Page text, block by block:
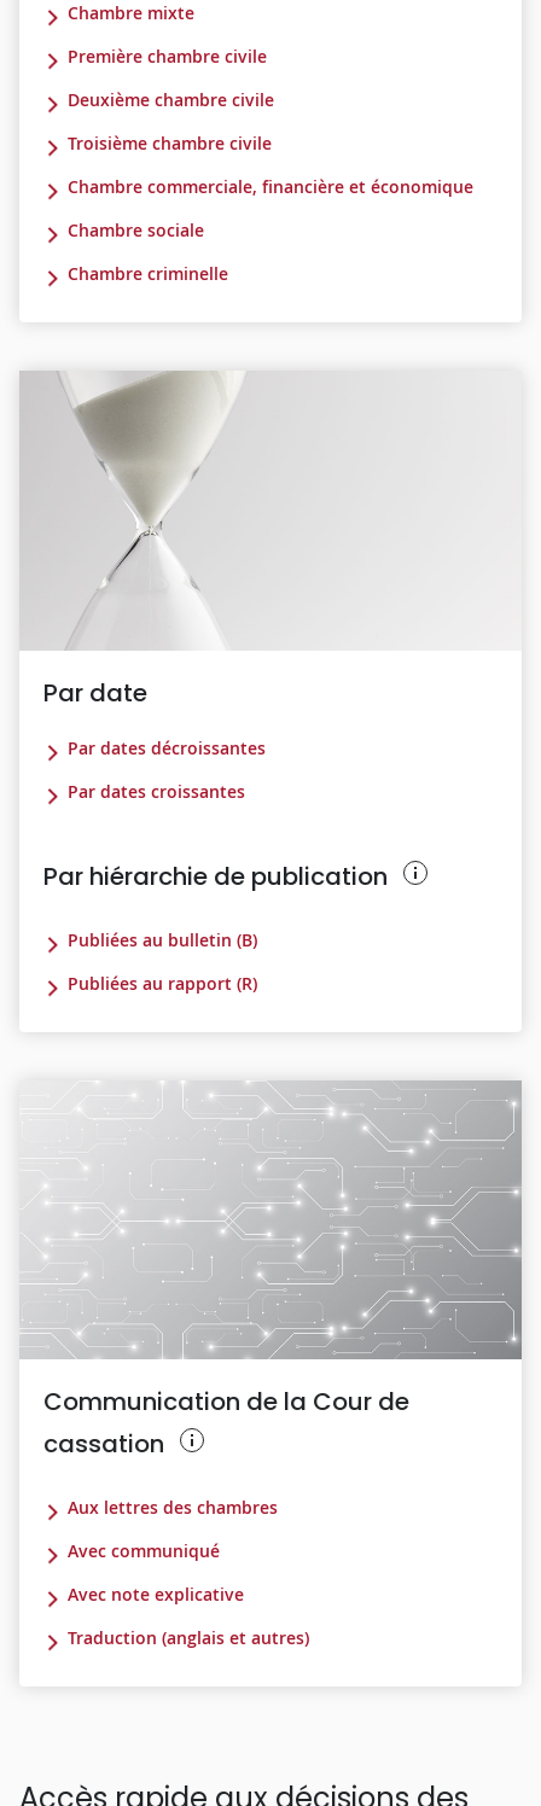
Chambre mixte
Première chambre civile
Deuxième chambre civile
Troisième chambre civile
Chambre commerciale, financière et économique
Chambre sociale
Chambre criminelle
Par date
Par dates décroissantes
Par dates croissantes
Par hiérarchie de publication
Publiées au bulletin (B)
Publiées au rapport (R)
Communication de la Cour de
cassation
Aux lettres des chambres
Avec communiqué
Avec note explicative
Traduction (anglais et autres)
Accès rapide aux décisions des